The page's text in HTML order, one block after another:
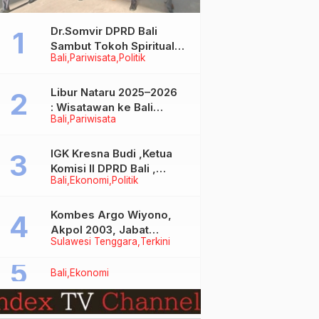
Bali Pariwisata Politik
Dr.Somvir DPRD Bali
Sambut Tokoh Spiritual
India Baba Bageshwar
Bali Pariwisata
Libur Nataru 2025–2026
: Wisatawan ke Bali
Meningkat, Isu Penurunan
Bali Ekonomi Politik
IGK Kresna Budi ,Ketua
Komisi II DPRD Bali ,
Angkat Bicara Soal
Bersubsidi Jenis Solar
Sulawesi Tenggara Terkini
Kombes Argo Wiyono,
Akpol 2003, Jabat
Dirlantas Polda Sultra
Bali Ekonomi